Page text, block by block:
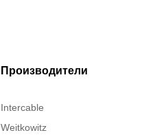
Производители
Intercable
Weitkowitz